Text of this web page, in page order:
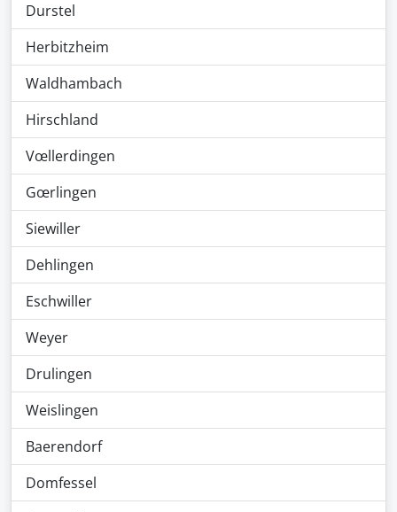
Durstel
Herbitzheim
Waldhambach
Hirschland
Vœllerdingen
Gœrlingen
Siewiller
Dehlingen
Eschwiller
Weyer
Drulingen
Weislingen
Baerendorf
Domfessel